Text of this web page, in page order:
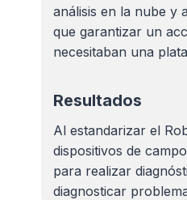
análisis en la nube y
que garantizar un
necesitaban una
Resultados
Al estandarizar el
dispositivos de
para realizar
diagnosticar